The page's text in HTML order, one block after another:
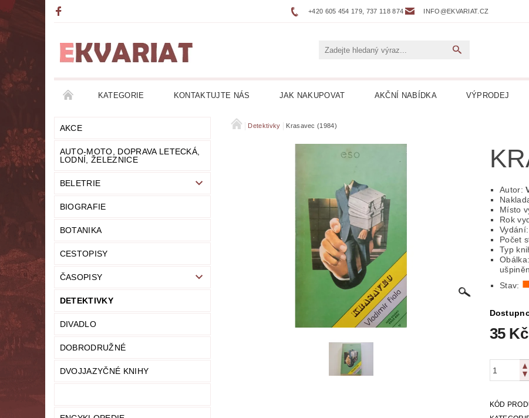
+420 605 454 179, 737 118 874 INFO@EKVARIAT.CZ
KATEGORIE KONTAKTUJTE NÁS JAK NAKUPOVAT AKČNÍ NABÍDKA VÝPRODEJ
AKCE AUTO-MOTO, DOPRAVA LETECKÁ, LODNÍ, ŽELEZNICE
DETEKTIVKY DIVADLO DVOJJAZYČNÉ KNIHY ENCYKLOPEDIE
FANTASY HARLEQUIN HORORY
KUCHAŘKY LEPORELA
LITERATURA FAKTU LITERATURA
LITERATURA NAUČNÁ LITERATURA TECHNICKÁ LITERATURA VÁLEČNÁ
PEXESA POHLEDNICE
SLOVNÍKY
UČEBNICE ZÁHADY ZOOLOGIE
AKCE
AUTO-MOTO, DOPRAVA LETECKÁ,
LODNÍ, ŽELEZNICE
BELETRIE
BIOGRAFIE
BOTANIKA
CESTOPISY
ČASOPISY
DETEKTIVKY
DIVADLO
DOBRODRUŽNÉ
DVOJJAZYČNÉ KNIHY
Detektivky Krasavec (1984)
Autor:
Místo
Rok
Počet
Typ
Stav:
35 Kč
KÓD